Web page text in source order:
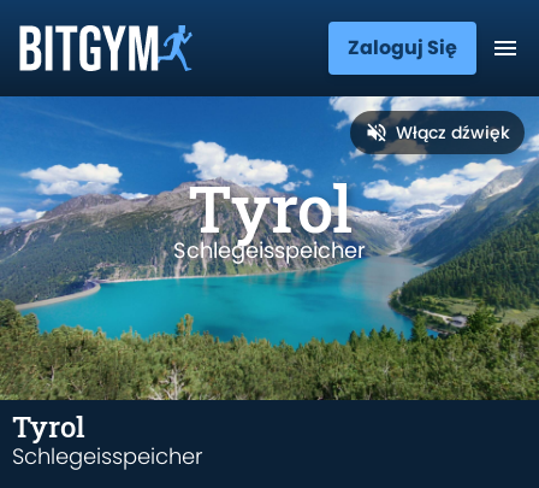
Zaloguj Się
Włącz dźwięk
Tyrol
Schlegeisspeicher
Tyrol
Schlegeisspeicher